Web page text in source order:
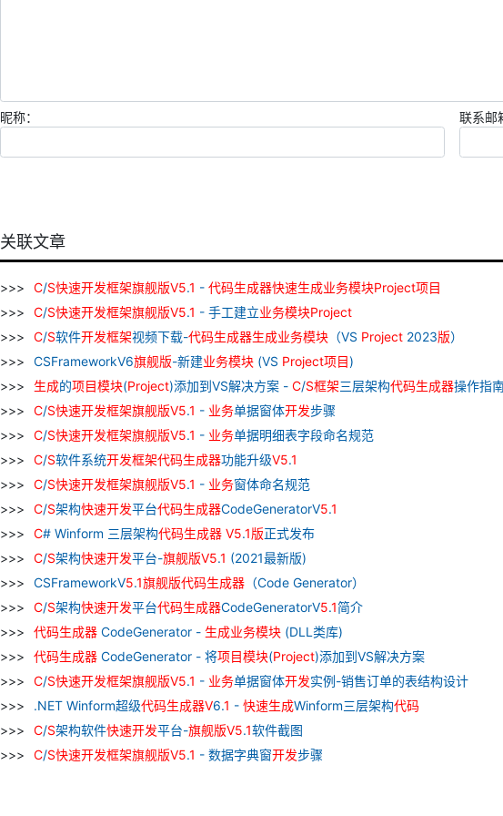
昵称： 联系邮
关联文章
C/S快速开发框架旗舰版V5.1 - 代码生成器快速生成业务模块Project项目
C/S快速开发框架旗舰版V5.1 - 手工建立业务模块Project
C/S软件开发框架视频下载-代码生成器生成业务模块 （VS Project 2023版）
CSFrameworkV6旗舰版-新建业务模块 (VS Project项目)
生成的项目模块(Project)添加到VS解决方案 - C/S框架三层架构代码生成器操作指
C/S快速开发框架旗舰版V5.1 - 业务单据窗体开发步骤
C/S快速开发框架旗舰版V5.1 - 业务单据明细表字段命名规范
C/S软件系统开发框架代码生成器功能升级V5.1
C/S快速开发框架旗舰版V5.1 - 业务窗体命名规范
C/S架构快速开发平台代码生成器CodeGeneratorV5.1
C# Winform 三层架构代码生成器 V5.1版正式发布
C/S架构快速开发平台-旗舰版V5.1 (2021最新版)
CSFrameworkV5.1旗舰版代码生成器 （Code Generator）
C/S架构快速开发平台代码生成器CodeGeneratorV5.1简介
代码生成器 CodeGenerator - 生成业务模块 (DLL类库)
代码生成器 CodeGenerator - 将项目模块(Project)添加到VS解决方案
C/S快速开发框架旗舰版V5.1 - 业务单据窗体开发实例-销售订单的表结构设计
.NET Winform超级代码生成器V6.1 - 快速生成Winform三层架构代码
C/S架构软件快速开发平台-旗舰版V5.1软件截图
C/S快速开发框架旗舰版V5.1 - 数据字典窗开发步骤